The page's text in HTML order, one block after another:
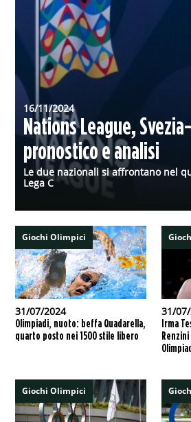
16/11/2024
Nations League,
pronostico e analisi
Le due nazionali si affrontano nel
Lega C
Giochi Olimpici
31/07/2024
Olimpiadi, nuoto: beffa Quadarella,
quarto posto nei 1500 stile libero
31/
Irma
Giochi Olimpici